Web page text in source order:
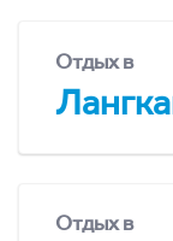
Отдых в
Отдых в